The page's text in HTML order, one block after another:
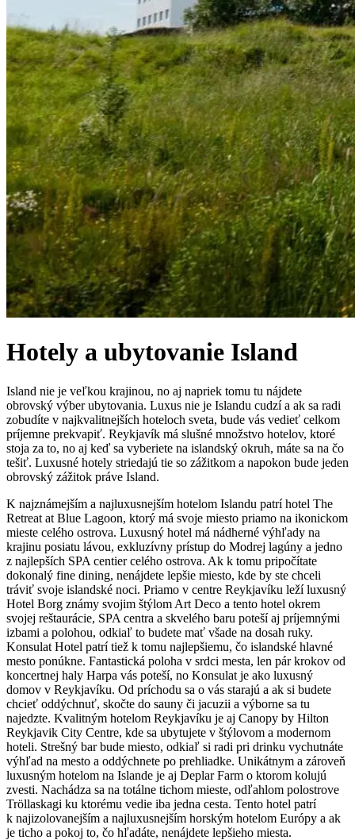
Hotely a ubytovanie Island
Island nie je veľkou krajinou, no aj napriek tomu tu nájdete
obrovský výber ubytovania. Luxus nie je Islandu cudzí a ak sa radi
zobudíte v najkvalitnejších hoteloch sveta, bude vás vedieť celkom
príjemne prekvapiť. Reykjavík má slušné množstvo hotelov, ktoré
stoja za to, no aj keď sa vyberiete na islandský okruh, máte sa na čo
tešiť. Luxusné hotely striedajú tie so zážitkom a napokon bude jeden
obrovský zážitok práve Island.
K najznámejším a najluxusnejším hotelom Islandu patrí hotel The
Retreat at Blue Lagoon, ktorý má svoje miesto priamo na ikonickom
mieste celého ostrova. Luxusný hotel má nádherné výhľady na
krajinu posiatu lávou, exkluzívny prístup do Modrej lagúny a jedno
z najlepších SPA centier celého ostrova. Ak k tomu pripočítate
dokonalý fine dining, nenájdete lepšie miesto, kde by ste chceli
tráviť svoje islandské noci. Priamo v centre Reykjavíku leží luxusný
Hotel Borg známy svojim štýlom Art Deco a tento hotel okrem
svojej reštaurácie, SPA centra a skvelého baru poteší aj príjemnými
izbami a polohou, odkiaľ to budete mať všade na dosah ruky.
Konsulat Hotel patrí tiež k tomu najlepšiemu, čo islandské hlavné
mesto ponúkne. Fantastická poloha v srdci mesta, len pár krokov od
koncertnej haly Harpa vás poteší, no Konsulat je ako luxusný
domov v Reykjavíku. Od príchodu sa o vás starajú a ak si budete
chcieť oddýchnuť, skočte do sauny či jacuzii a výborne sa tu
najedzte. Kvalitným hotelom Reykjavíku je aj Canopy by Hilton
Reykjavik City Centre, kde sa ubytujete v štýlovom a modernom
hoteli. Strešný bar bude miesto, odkiaľ si radi pri drinku vychutnáte
výhľad na mesto a oddýchnete po prehliadke. Unikátnym a zároveň
luxusným hotelom na Islande je aj Deplar Farm o ktorom kolujú
zvesti. Nachádza sa na totálne tichom mieste, odľahlom polostrove
Tröllaskagi ku ktorému vedie iba jedna cesta. Tento hotel patrí
k najizolovanejším a najluxusnejším horským hotelom Európy a ak
je ticho a pokoj to, čo hľadáte, nenájdete lepšieho miesta.